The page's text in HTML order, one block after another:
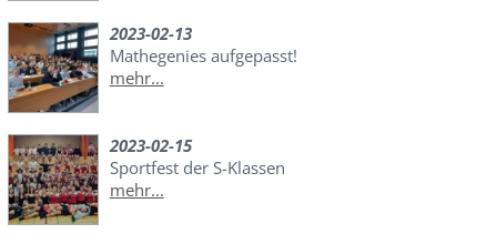
2023-02-13
Mathegenies aufgepasst!
mehr...
2023-02-15
Sportfest der S-Klassen
mehr...